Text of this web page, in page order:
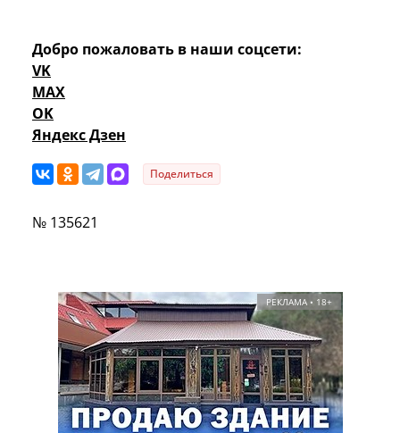
Добро пожаловать в наши соцсети:
VK
MAX
OK
Яндекс Дзен
Поделиться
№ 135621
РЕКЛАМА • 18+